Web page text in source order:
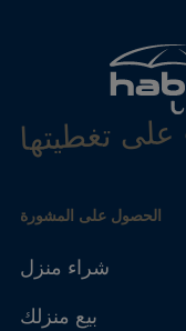
تغطيتها
الحصول على المشورة
شراء منزل
بيع منزلك